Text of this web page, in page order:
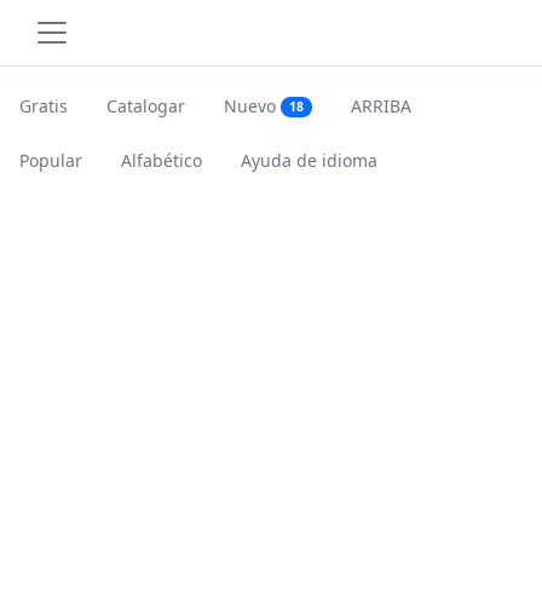
Gratis Catalogar Nuevo 18 ARRIBA
Popular Alfabético Ayuda de idioma